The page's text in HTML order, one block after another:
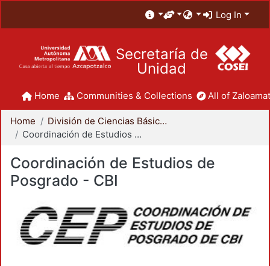
Log In
Secretaría de
Unidad
Home Communities & Collections All of
Home
División de Ciencias Básicas e Ingeniería
Coordinación de Estudios de Posgrado - CBI
Coordinación de Estudios de
Posgrado - CBI